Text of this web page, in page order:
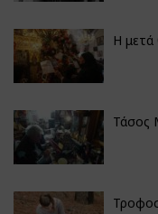
Η
Τάσος